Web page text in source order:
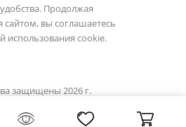
Продолжая
сайтом, вы соглашаетесь
использования cookie.
защищены 2026 г.